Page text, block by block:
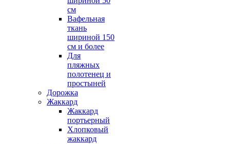
см
Вафельная
ткань
шириной 150
см и более
Для
пляжных
полотенец и
простыней
Дорожка
Жаккард
Жаккард
портьерный
Хлопковый
жаккард